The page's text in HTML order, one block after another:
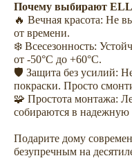
Почему выбирают
🔥 Вечная красота: Не
от времени.
❄️ Всесезонность:
от -50°C до +60°C.
🛡️ Защита без усилий:
покраски. Просто
🧩 Простота монтажа:
собираются в надежную
Подарите дому
безупречным на
Не откладывайте
покупку на потом